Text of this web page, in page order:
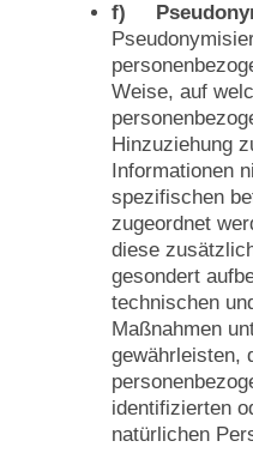
f)
Weise, auf
Hinzuziehung
Informationen
spezifischen
zugeordnet
diese
gesondert
technischen
Maßnahmen
gewährleisten,
identifizierten
natürlichen